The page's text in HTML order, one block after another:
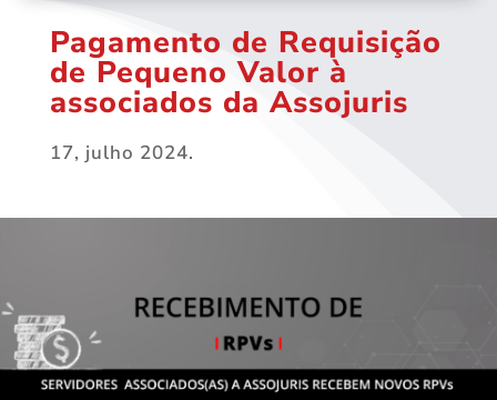
Pagamento de Requisição
de Pequeno Valor à
associados da Assojuris
17, julho 2024.